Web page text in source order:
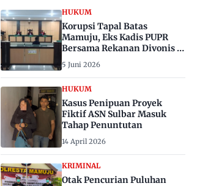
HUKUM
Korupsi Tapal Batas
Mamuju, Eks Kadis PUPR
Bersama Rekanan Divonis 6
dan 8 Tahun Penjara
5 Juni 2026
HUKUM
Kasus Penipuan Proyek
Fiktif ASN Sulbar Masuk
Tahap Penuntutan
14 April 2026
KRIMINAL
Otak Pencurian Puluhan